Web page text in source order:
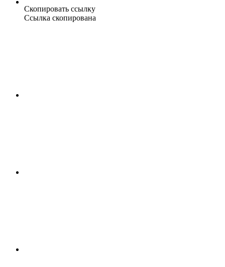
Скопировать ссылку
Ссылка скопирована